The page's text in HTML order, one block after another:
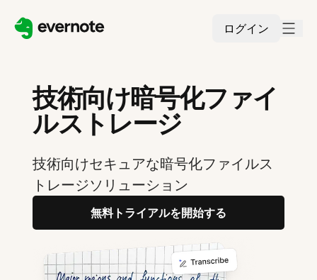
ログイン
技術向け暗号化ファイ
ルストレージ
技術向けセキュアな暗号化ファイルス
トレージソリューション
無料トライアルを開始する